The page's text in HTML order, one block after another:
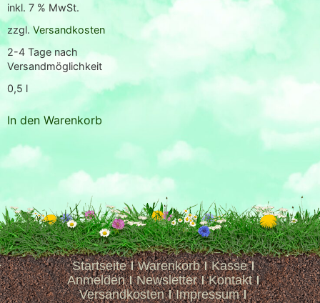
inkl. 7 % MwSt.
zzgl. Versandkosten
2-4 Tage nach
Versandmöglichkeit
0,5 l
In den Warenkorb
Startseite Warenkorb
Kasse
Anmelden
Newsletter
Kontakt
Versandkosten
Impressum